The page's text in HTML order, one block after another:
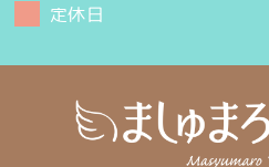
定休日